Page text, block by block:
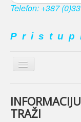
Telefon: +387
P r i s t u p
Prikaz
TRAŽI